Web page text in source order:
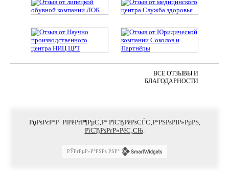
ВСЕ ОТЗЫВЫ И
БЛАГОДАРНОСТИ
РџРѕРєР°Р· РІРёРґР¶РµС‚Р° РїСЂРёРѕСЃС‚Р°РЅРѕРІР»РµРЅ,
РїСЂРѕРґР»РёС‚СЊ.
РЎРґРµР»Р°РЅРѕ РЅР°